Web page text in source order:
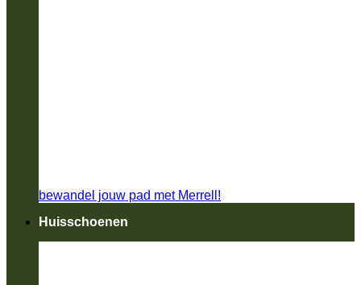
bewandel jouw pad met Merrell!
Huisschoenen